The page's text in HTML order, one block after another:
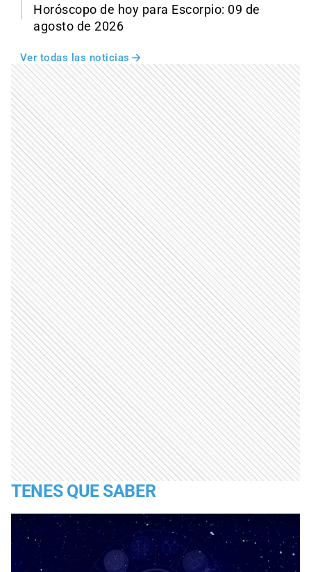
Horóscopo de hoy para Escorpio: 09 de
agosto de 2026
Ver todas las noticias
TENES QUE SABER